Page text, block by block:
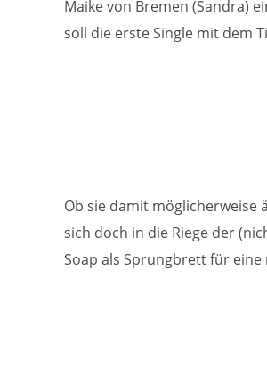
Maike von Bremen (Sandra)
soll die erste Single mit dem
Ob sie damit möglicherweise
sich doch in die Riege der
Soap als Sprungbrett für